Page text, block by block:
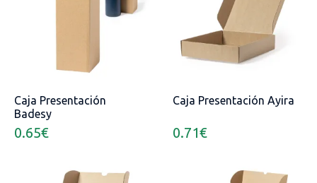
Caja Presentación
Badesy
0.65€
Caja Presentación Ayira
0.71€